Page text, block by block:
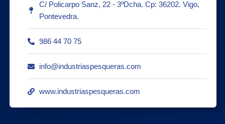
C/ Policarpo Sanz, 22 - 3ºDcha. Cp: 36202. Vigo,
Pontevedra.
986 44 70 75
info@industriaspesqueras.com
www.industriaspesqueras.com